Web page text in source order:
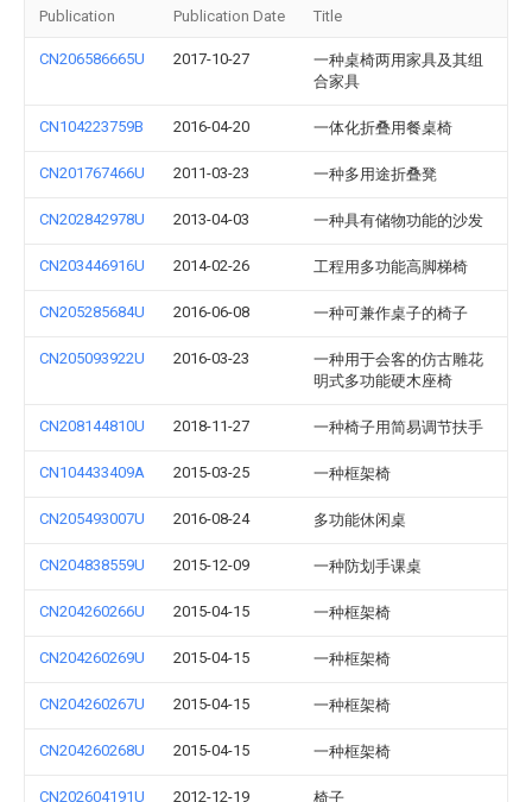
Publication Publication Date Title
CN206586665U 2017-10-27
一种桌椅两用家具及其组
合家具
CN104223759B 2016-04-20 一体化折叠用餐桌椅
CN201767466U 2011-03-23 一种多用途折叠凳
CN202842978U 2013-04-03 一种具有储物功能的沙发
CN203446916U 2014-02-26 工程用多功能高脚梯椅
CN205285684U 2016-06-08 一种可兼作桌子的椅子
CN205093922U 2016-03-23
一种用于会客的仿古雕花
明式多功能硬木座椅
CN208144810U 2018-11-27 一种椅子用简易调节扶手
CN104433409A 2015-03-25 一种框架椅
CN205493007U 2016-08-24 多功能休闲桌
CN204838559U 2015-12-09 一种防划手课桌
CN204260266U 2015-04-15 一种框架椅
CN204260269U 2015-04-15 一种框架椅
CN204260267U 2015-04-15 一种框架椅
CN204260268U 2015-04-15 一种框架椅
CN202604191U 2012-12-19 椅子